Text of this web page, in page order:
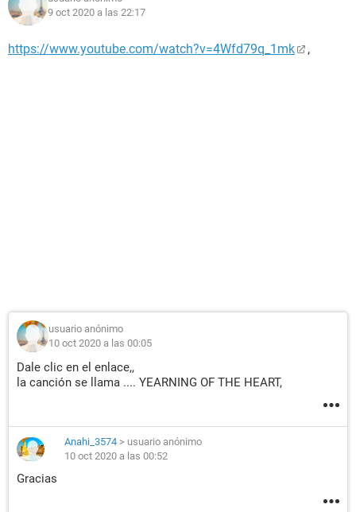
9 oct 2020 a las 22:17
https://www.youtube.com/watch?v=4Wfd79q_1mk ,
usuario anónimo
10 oct 2020 a las 00:05
Dale clic en el enlace,,
la canción se llama .... YEARNING OF THE HEART,
Anahi_3574 > usuario anónimo
10 oct 2020 a las 00:52
Gracias